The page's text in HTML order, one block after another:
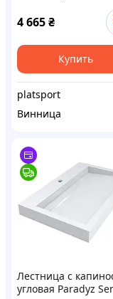
4 665₴
Купить
platsport
Винница
Лестница с
угловая Paradyz